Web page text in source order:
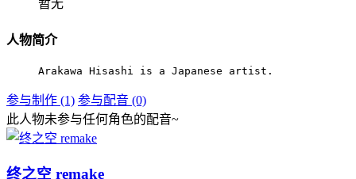
暂无
人物简介
Arakawa Hisashi is a Japanese artist.
参与制作 (1) 参与配音 (0)
此人物未参与任何角色的配音~
终之空 remake